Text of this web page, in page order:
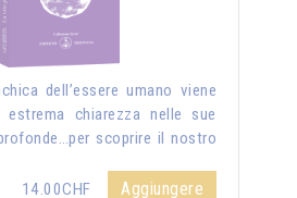
dell’essere umano viene
chiarezza nelle sue
scoprire il nostro
14.00CHF
Aggiungere